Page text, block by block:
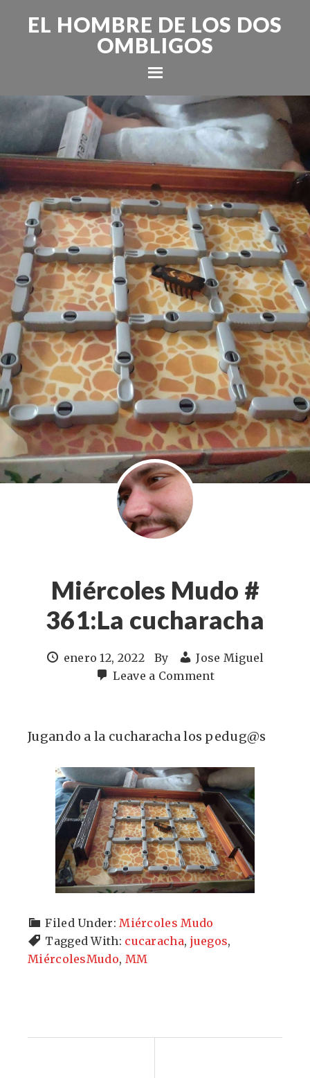
EL HOMBRE DE LOS DOS
OMBLIGOS
Miércoles Mudo #
361:La cucharacha
enero 12, 2022 By
Jose Miguel
Leave a Comment
Jugando a la cucharacha los pedug@s
Filed Under:Miércoles Mudo
Tagged With: cucaracha, juegos,
MiércolesMudo, MM